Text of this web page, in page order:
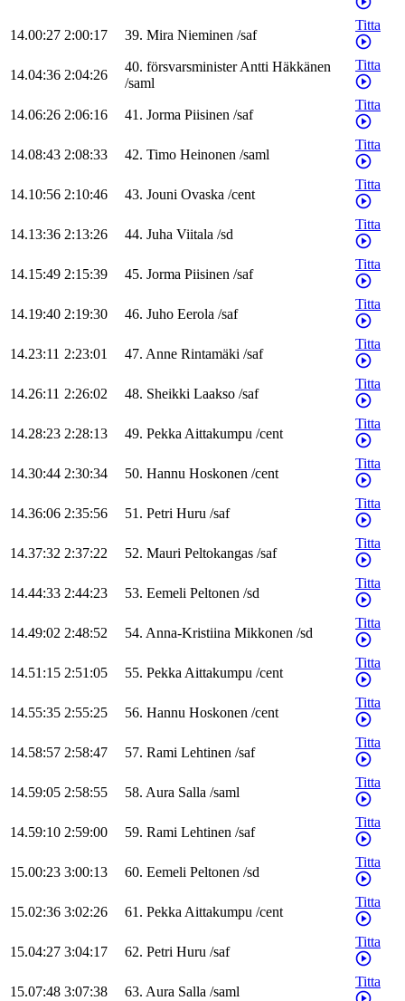
14.00:27 2:00:17 39. Mira Nieminen /saf
Titta
14.04:36 2:04:26
40. försvarsministerAntti Häkkänen
/saml
Titta
14.06:26 2:06:16 41. Jorma Piisinen /saf
Titta
14.08:43 2:08:33 42. Timo Heinonen /saml
Titta
14.10:56 2:10:46 43. Jouni Ovaska /cent
Titta
14.13:36 2:13:26 44. Juha Viitala /sd
Titta
14.15:49 2:15:39 45. Jorma Piisinen /saf
Titta
14.19:40 2:19:30 46. Juho Eerola /saf
Titta
14.23:11 2:23:01 47. Anne Rintamäki /saf
Titta
14.26:11 2:26:02 48. Sheikki Laakso /saf
Titta
14.28:23 2:28:13 49. PekkaAittakumpu /cent
Titta
14.30:44 2:30:34 50. Hannu Hoskonen /cent
Titta
14.36:06 2:35:56 51. Petri Huru /saf
Titta
14.37:32 2:37:22 52. Mauri Peltokangas /saf
Titta
14.44:33 2:44:23 53. Eemeli Peltonen /sd
Titta
14.49:02 2:48:52 54. Anna-Kristiina Mikkonen /sd
Titta
14.51:15 2:51:05 55. PekkaAittakumpu /cent
Titta
14.55:35 2:55:25 56. Hannu Hoskonen /cent
Titta
14.58:57 2:58:47 57. Rami Lehtinen /saf
Titta
14.59:05 2:58:55 58. Aura Salla /saml
Titta
14.59:10 2:59:00 59. Rami Lehtinen /saf
Titta
15.00:23 3:00:13 60. Eemeli Peltonen /sd
Titta
15.02:36 3:02:26 61. PekkaAittakumpu /cent
Titta
15.04:27 3:04:17 62. Petri Huru /saf
Titta
15.07:48 3:07:38 63. Aura Salla /saml
Titta